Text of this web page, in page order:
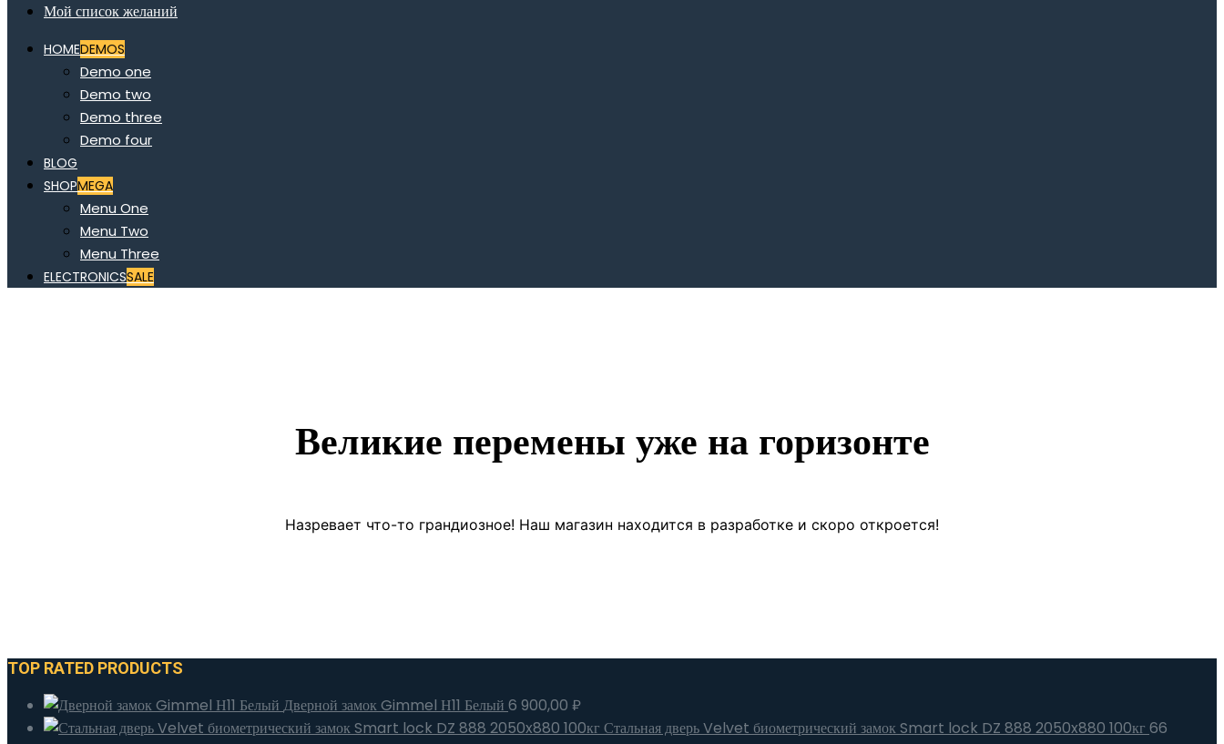
Мой список желаний
HOMEDEMOS
Demo one
Demo two
Demo three
Demo four
BLOG
SHOPMEGA
Menu One
Menu Two
Menu Three
ELECTRONICSSALE
Великие перемены уже на горизонте
Назревает что-то грандиозное! Наш магазин находится в разработке и скоро откроется!
TOP RATED PRODUCTS
Дверной замок Gimmel Н11 Белый 6 900,00 ₽
Стальная дверь Velvet биометрический замок Smart lock DZ 888 2050x880 100кг 66